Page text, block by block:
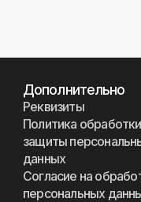
Дополнительно
Реквизиты
Политика
защиты
данных
Согласие на
персональных